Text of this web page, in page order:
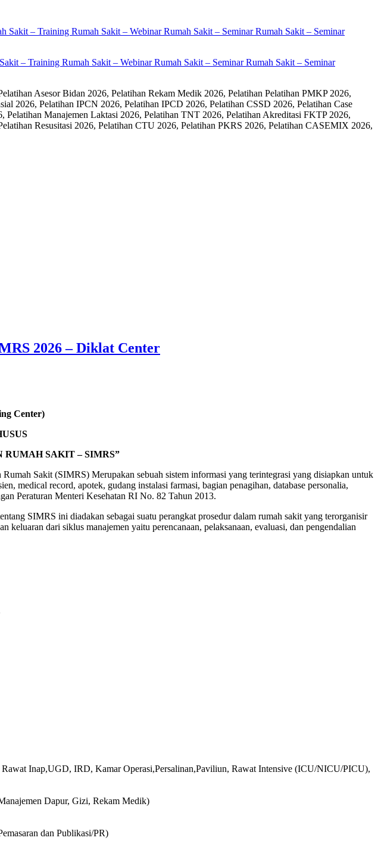
– Training Rumah Sakit – Webinar Rumah Sakit – Seminar Rumah Sakit – Seminar
Asesor Bidan 2026, Pelatihan Rekam Medik 2026, Pelatihan Pelatihan PMKP 2026,
2026, Pelatihan IPCN 2026, Pelatihan IPCD 2026, Pelatihan CSSD 2026, Pelatihan Case
Manajemen Laktasi 2026, Pelatihan TNT 2026, Pelatihan Akreditasi FKTP 2026,
Resusitasi 2026, Pelatihan CTU 2026, Pelatihan PKRS 2026, Pelatihan CASEMIX 2026,
2026 – Diklat Center
Center)
SAKIT – SIMRS”
Sakit (SIMRS) Merupakan sebuah sistem informasi yang terintegrasi yang disiapkan untuk
medical record, apotek, gudang instalasi farmasi, bagian penagihan, database personalia,
Peraturan Menteri Kesehatan RI No. 82 Tahun 2013.
SIMRS ini diadakan sebagai suatu perangkat prosedur dalam rumah sakit yang terorganisir
dari siklus manajemen yaitu perencanaan, pelaksanaan, evaluasi, dan pengendalian
Rawat Inap,UGD, IRD, Kamar Operasi,Persalinan,Paviliun, Rawat Intensive (ICU/NICU/PICU),
Dapur, Gizi, Rekam Medik)
dan Publikasi/PR)